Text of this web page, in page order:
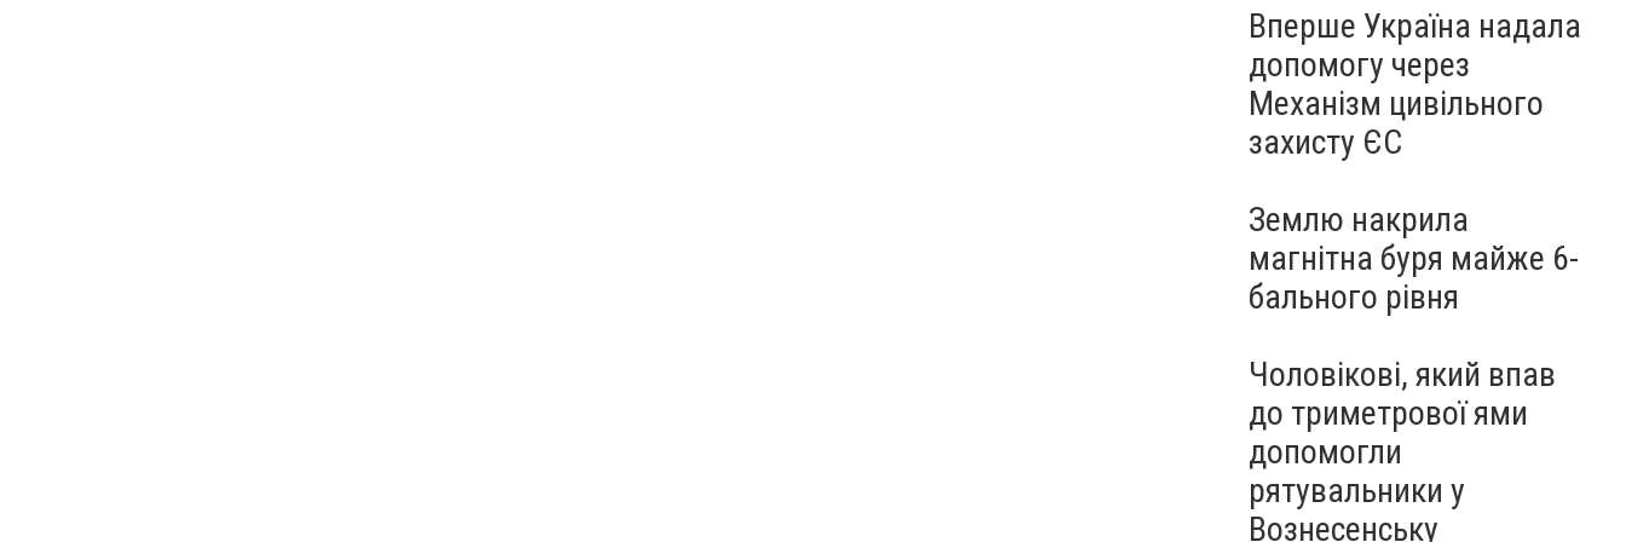
Вперше Україна надала
допомогу через
Механізм цивільного
захисту ЄС
Землю накрила
магнітна буря майже 6-
бального рівня
Чоловікові, який впав
до триметрової ями
допомогли
рятувальники у
Вознесенську